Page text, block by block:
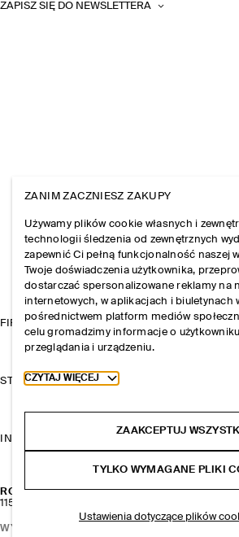
ROZSZERZANA METALICZNA SUKIENKA
1150 zł
WYBIERZ ROZMIAR
ZAPISZ SIĘ DO NEWSLETTERA
FIRMA
STREFA KLIENTA
INFORMACJE I REGULAMINY
ZANIM ZACZNIESZ ZAKUPY
Używamy plików cookie własnych i
technologii śledzenia od zewnętrznych
zapewnić Ci pełną funkcjonalność naszej
Twoje doświadczenia użytkownika,
dostarczać spersonalizowane reklamy na
internetowych, w aplikacjach i biuletynach
pośrednictwem platform mediów
celu gromadzimy informacje o
przeglądania i urządzeniu.
Toggle more cookie information
CZYTAJ WIĘCEJ
ZAAKCEPTUJ
TYLKO WYMAGANE PLIKI
Ustawienia dotyczące plików